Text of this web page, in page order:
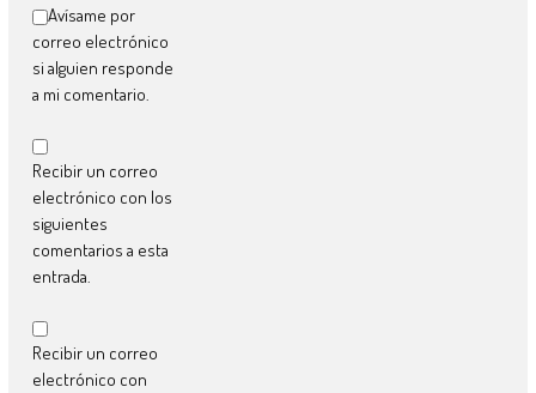
Avísame por
correo electrónico
si alguien responde
a mi comentario.
Recibir un correo
electrónico con los
siguientes
comentarios a esta
entrada.
Recibir un correo
electrónico con